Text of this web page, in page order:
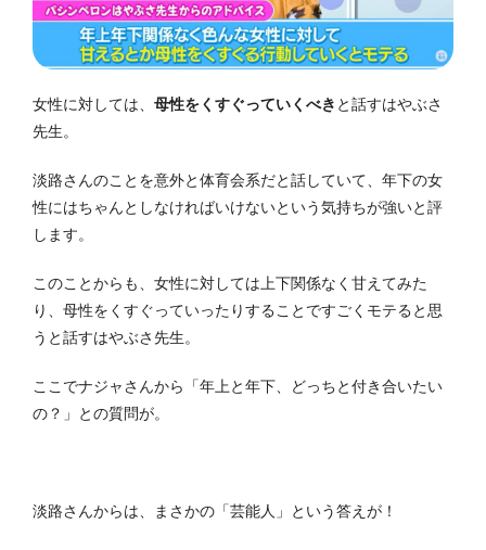
女性に対しては、 母性をくすぐっていくべき と話すはやぶさ
先生。
淡路さんのことを意外と体育会系だと話していて、年下の女
性にはちゃんとしなければいけないという気持ちが強いと評
します。
このことからも、女性に対しては上下関係なく甘えてみた
り、母性をくすぐっていったりすることですごくモテると思
うと話すはやぶさ先生。
ここでナジャさんから「年上と年下、どっちと付き合いたい
の？」との質問が。
淡路さんからは、まさかの「芸能人」という答えが！